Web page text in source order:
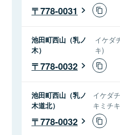
778-0031
池田町西山（乳ノ
木）
イケダ
キ)
778-0032
池田町西山（乳ノ
木道北）
イケダ
キミチ
778-0032